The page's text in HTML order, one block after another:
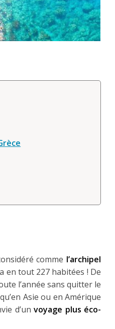
comme l’archipel
en tout 227 habitées ! De
l’année sans quitter le
Asie ou en Amérique
d’unvoyage plus éco-